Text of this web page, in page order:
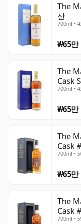
The
산
700ml •
₩65만
The
Cask
700ml •
₩65만
The
Cask
700ml •
₩65만
The
Cask
700ml •